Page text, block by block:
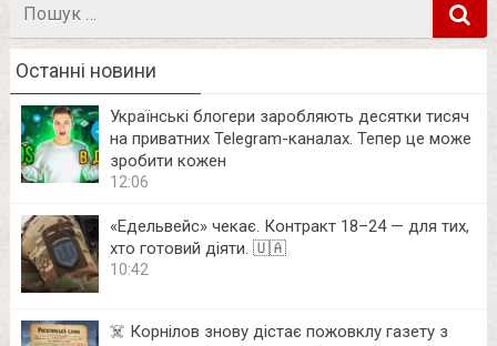
Останні новини
Українські блогери заробляють десятки тисяч
на приватних Telegram-каналах. Тепер це може
зробити кожен
12:06
«Едельвейс» чекає. Контракт 18–24 — для тих,
хто готовий діяти. 🇺🇦
10:42
☠️ Корнілов знову дістає пожовклу газету з